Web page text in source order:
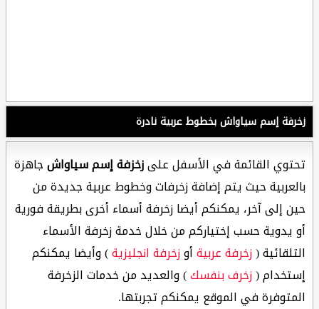
زخرفة إسم سياواش بخطوط عربية نادرة
تحتوي القائمة في الأسفل علىزخزفة إسم سياواشجاهزة
بالعربية حيث يتم إضافة زخرفات وخطوط عربية جديدة من
حين إلى آخر، يمكنكم أيضا زخرفة أسماء أخرى بطريقة فورية
أو يدوية حسب إختياركم من خلال خدمة زخرفة الأسماء
التلقائية (زخرفة عربيةأوزخرفة انجليزية) وأيضا يمكنكم
إستخدام (زخرف بنفسك) والعديد من خدمات الزخرفة
المتوفرة في الموقع يمكنكم تجربتها.